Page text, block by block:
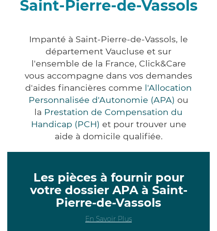
Saint-Pierre-de-Vassols
Impanté à Saint-Pierre-de-Vassols, le
département Vaucluse et sur
l'ensemble de la France, Click&Care
vous accompagne dans vos demandes
d'aides financières comme l'Allocation
Personnalisée d'Autonomie (APA) ou
la Prestation de Compensation du
Handicap (PCH) et pour trouver une
aide à domicile qualifiée.
Les pièces à fournir pour
votre dossier APA à Saint-
Pierre-de-Vassols
En Savoir Plus